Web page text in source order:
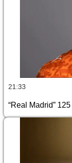
21:33
“Real Madrid”